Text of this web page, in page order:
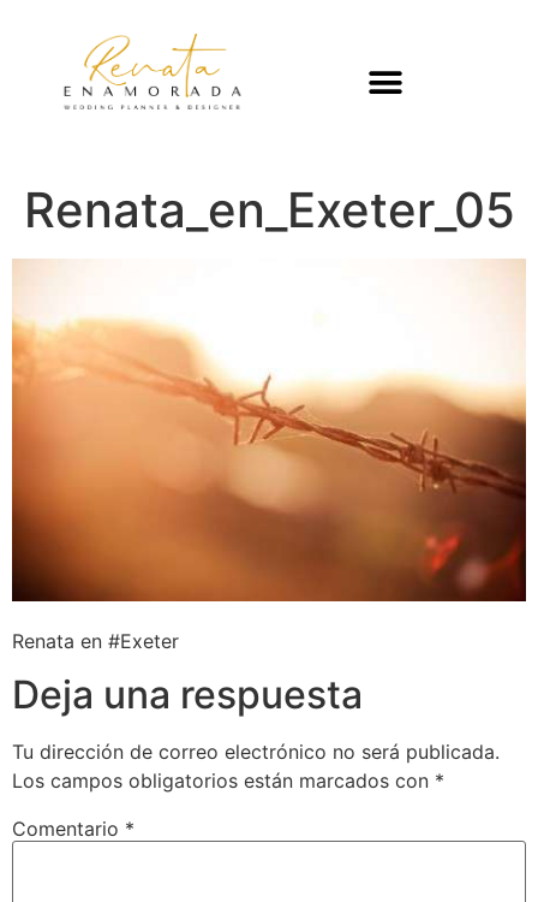
Renata_en_Exeter_05
Renata en #Exeter
Deja una respuesta
Tu dirección de correo electrónico no será publicada.
Los campos obligatorios están marcados con *
Comentario *